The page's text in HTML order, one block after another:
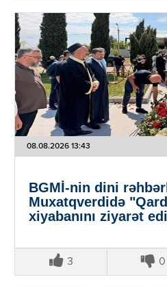
08.08.2026 13:43
BGMİ-nin dini
Muxatqverdidə
xiyabanını ziyarət
3 0